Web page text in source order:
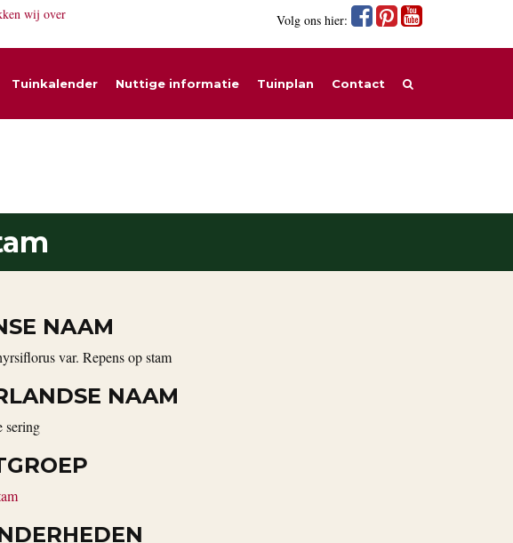
wij over
Volg ons hier:
Tuinkalender Nuttige informatie Tuinplan Contact
NAAM
var. Repens op stam
NAAM
sering